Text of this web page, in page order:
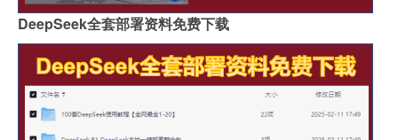
DeepSeek全套部署资料免费下载